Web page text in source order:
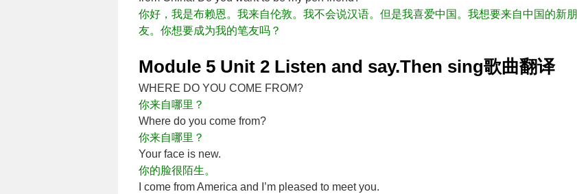
你好，我是布赖恩。我来自伦敦。我不会说汉语。但是我喜爱中国。我想要来自中国的新朋
友。你想要成为我的笔友吗？
Module 5 Unit 2 Listen and say.Then sing歌曲翻译
WHERE DO YOU COME FROM?
你来自哪里？
Where do you come from?
你来自哪里？
Your face is new.
你的脸很陌生。
I come from America and I’m pleased to meet you.